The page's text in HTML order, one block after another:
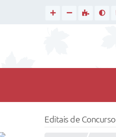
Editais de Concurso